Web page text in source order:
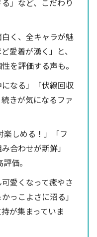
」など、こだわり
白く、全キャラが魅
愛着が湧く」と、
を評価する声も。
になる」「伏線回収
きが気になるファ
楽しめる！」「フ
合わせが新鮮」
価。
愛くなって癒やさ
っこよさに沼る」
が集まっていま